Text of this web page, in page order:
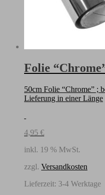
Folie
50cm Folie “Chrome” ;
Lieferung in einer Länge
4,95 €
inkl. 19 % MwSt.
zzgl. Versandkosten
Lieferzeit: 3-4 Werktage